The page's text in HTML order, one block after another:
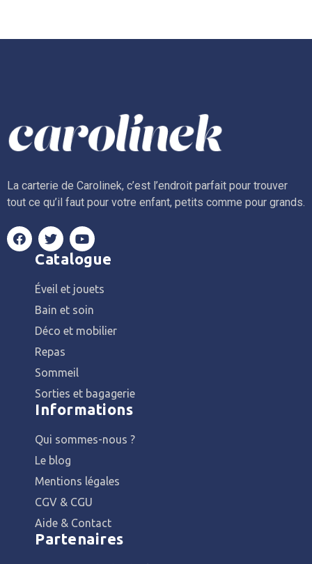
La carterie de Carolinek, c’est l’endroit parfait pour trouver
tout ce qu’il faut pour votre enfant, petits comme pour grands.
Catalogue
Éveil et jouets
Bain et soin
Déco et mobilier
Repas
Sommeil
Sorties et bagagerie
Informations
Qui sommes-nous ?
Le blog
Mentions légales
CGV & CGU
Aide & Contact
Partenaires